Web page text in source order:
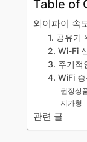
Table of
와이파이 속
1. 공유기
2. Wi-Fi
3. 주기적
4. WiFi 증
권장상
저가형
관련 글